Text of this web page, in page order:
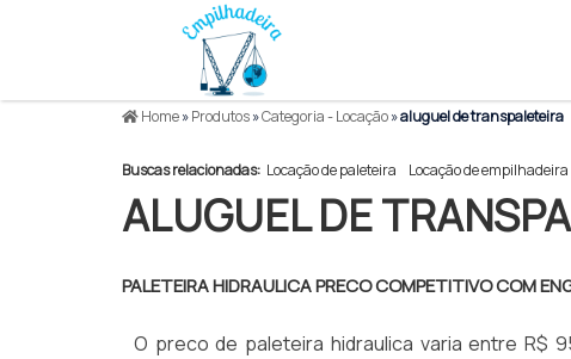
Home»Produtos»Categoria - Locação»aluguel de transpaleteira
Buscas relacionadas: Locação de paleteira Locação de empilhadeira
ALUGUEL DE
PALETEIRA HIDRAULICA PRECO COMPETITIVO COM
O preco de paleteira hidraulica varia entre R$